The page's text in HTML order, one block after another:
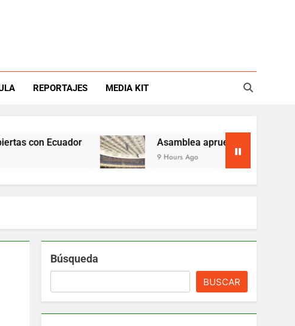
REPORTAJES MEDIA KIT
Ecuador Asamblea aprueba reforma
9 Hours Ago
Búsqueda
BUSCAR